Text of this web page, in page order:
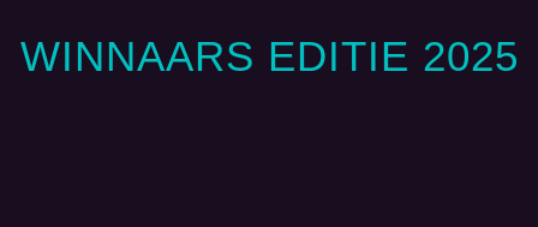
WINNAARS EDITIE 2025